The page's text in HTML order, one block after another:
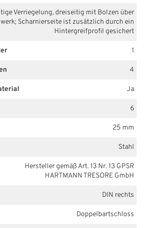
Verriegelung, dreiseitig mit Bolzen über
Scharnierseite ist zusätzlich durch ein
Hintergreifprofil gesichert
1
4
Ja
6
25 mm
Stahl
Hersteller gemäß Art. 13 Nr. 13 GPSR
HARTMANN TRESORE GmbH
DIN rechts
Doppelbartschloss